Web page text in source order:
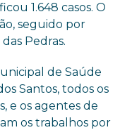
1.648 casos. O
seguido por
Pedras.
de Saúde
Santos, todos os
e os agentes de
os trabalhos por